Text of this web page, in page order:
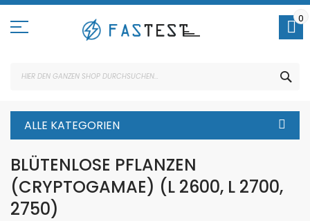
Direkt
Inhalt
0
ALLE KATEGORIEN
BLÜTENLOSE PFLANZEN
(CRYPTOGAMAE) (L 2600, L 2700,
2750)